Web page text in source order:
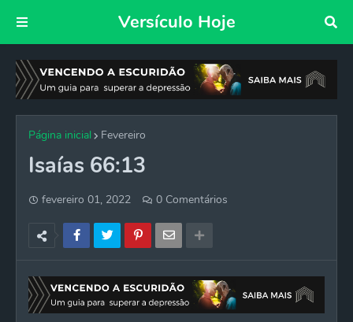
Versículo Hoje
Página inicial Fevereiro
Isaías 66:13
fevereiro 01, 2022 0 Comentários